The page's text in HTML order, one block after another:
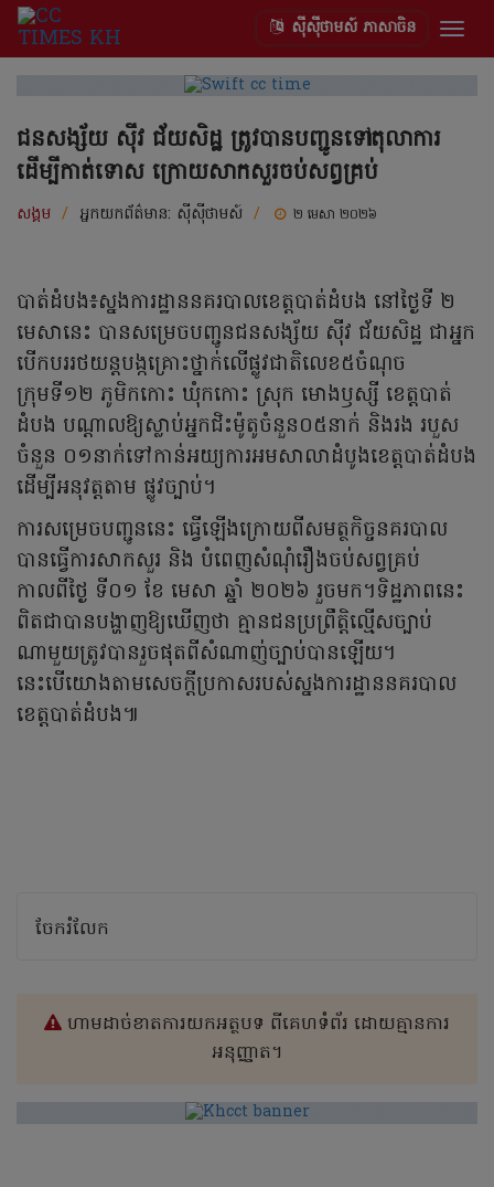
ស៊ីស៊ីថាមស៍ ភាសាចិន
ជនសង្ស័យ ស៊ីវ ជ័យសិដ្ឋ ត្រូវបានបញ្ជូនទៅតុលាការ
ដើម្បីកាត់ទោស ក្រោយសាកសួរចប់សព្វគ្រប់
សង្គម / អ្នកយកព័ត៌មាន: ស៊ីស៊ីថាមស៍ / ២ មេសា ២០២៦
បាត់ដំបង៖ស្នងការដ្ឋាននគរបាលខេត្តបាត់ដំបង នៅថ្ងៃទី ២
មេសានេះ បានសម្រេចបញ្ជូនជនសង្ស័យ ស៊ីវ ជ័យសិដ្ឋ ជាអ្នក
បើកបររថយន្តបង្កគ្រោះថ្នាក់លើផ្លូវជាតិលេខ៥ចំណុច
ក្រុមទី១២ ភូមិកកោះ ឃុំកកោះ ស្រុក មោងឫស្សី ខេត្តបាត់
ដំបង បណ្តាលឱ្យស្លាប់អ្នកជិះម៉ូតូចំនួន០៥នាក់ និងរង របួស
ចំនួន ០១នាក់ទៅកាន់អយ្យការអមសាលាដំបូងខេត្តបាត់ដំបង
ដើម្បីអនុវត្តតាម ផ្លូវច្បាប់។
ការសម្រេចបញ្ជូននេះ ធ្វើឡើងក្រោយពីសមត្ថកិច្ចនគរបាល
បានធ្វើការសាកសួរ និង បំពេញសំណុំរឿងចប់សព្វគ្រប់
កាលពីថ្ងៃ ទី០១ ខែ មេសា ឆ្នាំ ២០២៦ រួចមក។ទិដ្ឋភាពនេះ
ពិតជាបានបង្ហាញឱ្យឃើញថា គ្មានជនប្រព្រឹត្តិល្មើសច្បាប់
ណាមួយត្រូវបានរួចផុតពីសំណាញ់ច្បាប់បានឡើយ។
នេះបើយោងតាមសេចក្តីប្រកាសរបស់ស្នងការដ្ឋាននគរបាល
ខេត្តបាត់ដំបង៕
ចែករំលែក
ហាមដាច់ខាតការយកអត្ថបទ ពីគេហទំព័រ ដោយគ្មានការ
អនុញ្ញាត។